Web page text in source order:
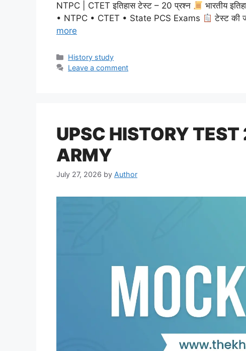
NTPC | CTET इतिहास टेस्ट – 20 प्रश्न
भारतीय
• NTPC • CTET • State PCS Exams
टेस्ट की
more
Categories
History study
Leave a comment
UPSC HISTORY TEST
ARMY
July 27, 2026 by Author